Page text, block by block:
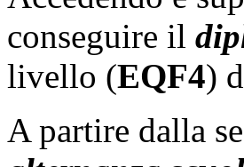
conseguire il
livello (EQF4)
A partire dalla